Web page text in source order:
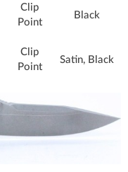
Clip
Point
Black
Clip
Point
Satin, Black